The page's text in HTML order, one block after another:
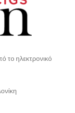
το ηλεκτρονικό